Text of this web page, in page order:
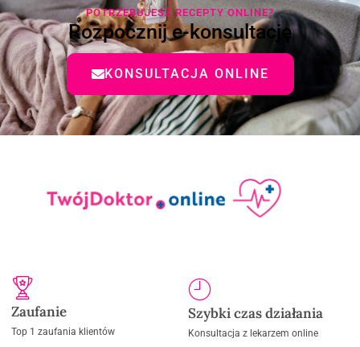
POTRZEBUJESZ RECEPTY ONLINE?
Rozpocznij e-konsultację
KONSULTACJA ONLINE
Zaufanie
Top 1 zaufania klientów
Szybki czas działania
Konsultacja z lekarzem online